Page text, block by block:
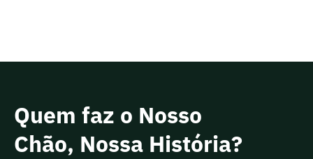
Quem faz o Nosso
Chão, Nossa História?